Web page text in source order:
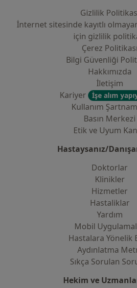
Gizlilik
İnternet sitesinde kayıtlı
i̇çin gizlilik
Çerez Politikası
Bilgi Güvenliği
Hakkımızda
İletişim
Kariyer
İşe alım
Kullanım
Basın Merkezi
Etik ve Uyum
Hastaysanız/
Doktorlar
Klinikler
Hizmetler
Hastaliklar
Yardım
Mobil
Hastalara Yönelik
Aydınlatma
Sıkça Sorulan
Hekim ve